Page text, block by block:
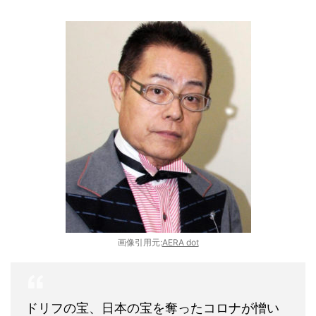
画像引用元:AERA dot
ドリフの宝、日本の宝を奪ったコロナが憎い